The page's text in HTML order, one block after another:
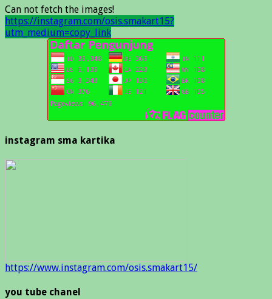
Can not fetch the images!
https://instagram.com/osis.smakart15?
utm_medium=copy_link
instagram sma kartika
https://www.instagram.com/osis.smakart15/
you tube chanel